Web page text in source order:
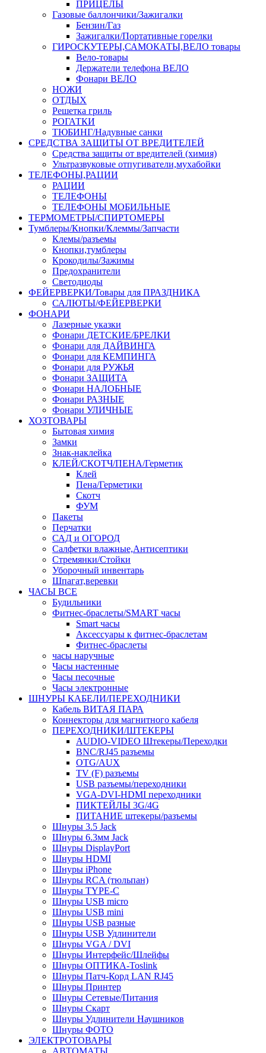
ПРИЦЕЛЫ
Газовые баллончики/Зажигалки
Бензин/Газ
Зажигалки/Портативные горелки
ГИРОСКУТЕРЫ,САМОКАТЫ,ВЕЛО товары
Вело-товары
Держатели телефона ВЕЛО
Фонари ВЕЛО
НОЖИ
ОТДЫХ
Решетка гриль
РОГАТКИ
ТЮБИНГ/Надувные санки
СРЕДСТВА ЗАЩИТЫ ОТ ВРЕДИТЕЛЕЙ
Средства защиты от вредителей (химия)
Ультразвуковые отпугиватели,мухабойки
ТЕЛЕФОНЫ,РАЦИИ
РАЦИИ
ТЕЛЕФОНЫ
ТЕЛЕФОНЫ МОБИЛЬНЫЕ
ТЕРМОМЕТРЫ/СПИРТОМЕРЫ
Тумблеры/Кнопки/Клеммы/Запчасти
Клемы/разъемы
Кнопки,тумблеры
Крокодилы/Зажимы
Предохранители
Светодиоды
ФЕЙЕРВЕРКИ/Товары для ПРАЗДНИКА
САЛЮТЫ/ФЕЙЕРВЕРКИ
ФОНАРИ
Лазерные указки
Фонари ДЕТСКИЕ/БРЕЛКИ
Фонари для ДАЙВИНГА
Фонари для КЕМПИНГА
Фонари для РУЖЬЯ
Фонари ЗАЩИТА
Фонари НАЛОБНЫЕ
Фонари РАЗНЫЕ
Фонари УЛИЧНЫЕ
ХОЗТОВАРЫ
Бытовая химия
Замки
Знак-наклейка
КЛЕЙ/СКОТЧ/ПЕНА/Герметик
Клей
Пена/Герметики
Скотч
ФУМ
Пакеты
Перчатки
САД и ОГОРОД
Салфетки влажные,Антисептики
Стремянки/Стойки
Уборочный инвентарь
Шпагат,веревки
ЧАСЫ ВСЕ
Будильники
Фитнес-браслеты/SMART часы
Smart часы
Аксессуары к фитнес-браслетам
Фитнес-браслеты
часы наручные
Часы настенные
Часы песочные
Часы электронные
ШНУРЫ КАБЕЛИ/ПЕРЕХОДНИКИ
Кабель ВИТАЯ ПАРА
Коннекторы для магнитного кабеля
ПЕРЕХОДНИКИ/ШТЕКЕРЫ
AUDIO-VIDEO Штекеры/Переходки
BNC/RJ45 разъемы
OTG/AUX
TV (F) разъемы
USB разъемы/переходники
VGA-DVI-HDMI переходники
ПИКТЕЙЛЫ 3G/4G
ПИТАНИЕ штекеры/разъемы
Шнуры 3.5 Jack
Шнуры 6.3мм Jack
Шнуры DisplayPort
Шнуры HDMI
Шнуры iPhone
Шнуры RCA (тюльпан)
Шнуры TYPE-C
Шнуры USB micro
Шнуры USB mini
Шнуры USB разные
Шнуры USB Удлинители
Шнуры VGA / DVI
Шнуры Интерфейс/Шлейфы
Шнуры ОПТИКА-Toslink
Шнуры Патч-Корд LAN RJ45
Шнуры Принтер
Шнуры Сетевые/Питания
Шнуры Скарт
Шнуры Удлинители Наушников
Шнуры ФОТО
ЭЛЕКТРОТОВАРЫ
АВТОМАТЫ